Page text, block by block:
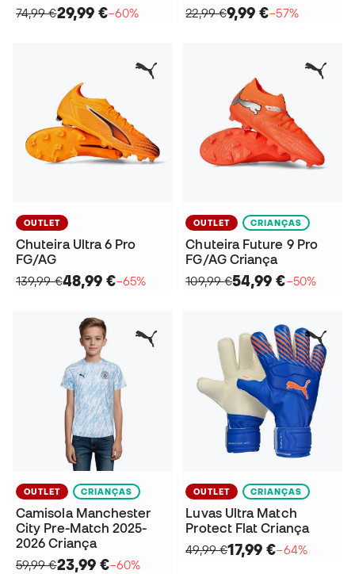
74,99 €29,99 €−60%
22,99 €9,99 €−57%
OUTLET
Chuteira Ultra 6 Pro
FG/AG
139,99 €48,99 €−65%
OUTLET CRIANÇAS
Chuteira Future 9 Pro
FG/AG Criança
109,99 €54,99 €−50%
OUTLET CRIANÇAS
Camisola Manchester
City Pre-Match 2025-
2026 Criança
59,99 €23,99 €−60%
OUTLET CRIANÇAS
Luvas Ultra Match
Protect Flat Criança
49,99 €17,99 €−64%